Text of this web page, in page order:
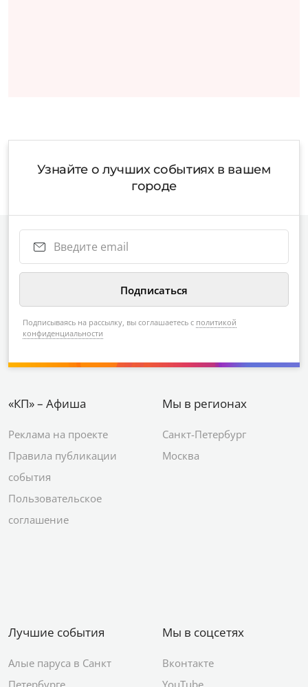
Узнайте о лучших событиях в вашем
городе
Подписываясь на рассылку, вы соглашаетесь с политикой
конфиденциальности
«КП» – Афиша
Реклама на проекте
Правила публикации
события
Пользовательское
соглашение
Мы в регионах
Санкт-Петербург
Москва
Лучшие события
Алые паруса в Санкт
Петербурге
Мы в соцсетях
Вконтакте
YouTube